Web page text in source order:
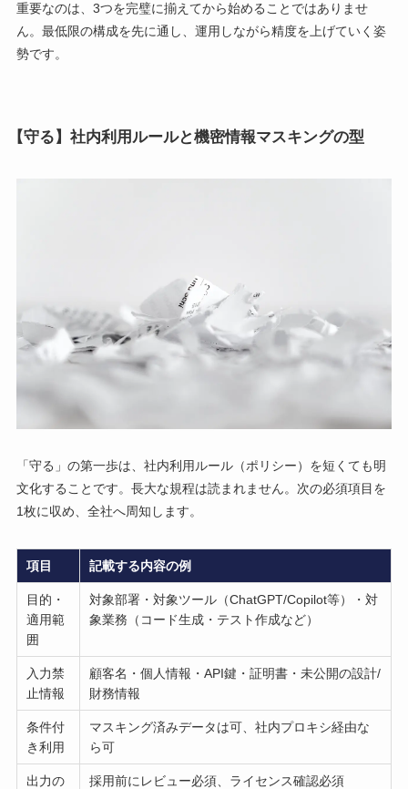
重要なのは、3つを完璧に揃えてから始めることではありませ
ん。最低限の構成を先に通し、運用しながら精度を上げていく姿
勢です。
【守る】社内利用ルールと機密情報マスキングの型
「守る」の第一歩は、社内利用ルール（ポリシー）を短くても明
文化することです。長大な規程は読まれません。次の必須項目を
1枚に収め、全社へ周知します。
項目 記載する内容の例
目的・
適用範
囲
対象部署・対象ツール（ChatGPT/Copilot等）・対
象業務（コード生成・テスト作成など）
入力禁
止情報
顧客名・個人情報・API鍵・証明書・未公開の設計/
財務情報
条件付
き利用
マスキング済みデータは可、社内プロキシ経由な
ら可
出力の
採用前にレビュー必須、ライセンス確認必須